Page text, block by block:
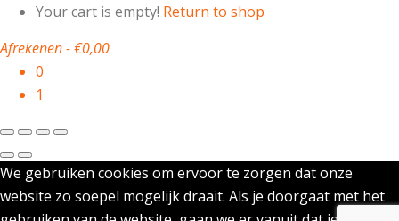
Your cart is empty! Return to shop
Afrekenen-€0,00
0
1
We gebruiken cookies om ervoor te zorgen dat onze
website zo soepel mogelijk draait. Als je doorgaat met het